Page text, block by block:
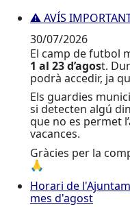
⚠️ AVÍS
⚠️ AVÍS
30/07/2026
El camp de futbol
1 al 23 d’agost.
podrà accedir, ja
Els guardies
si detecten algú
que no es permet
vacances.
Gràcies per la
🙏
Horari de
Horari de
mes d'agost